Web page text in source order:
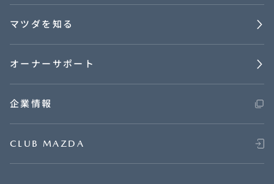
マツダを知る
オーナーサポート
企業情報
CLUB MAZDA